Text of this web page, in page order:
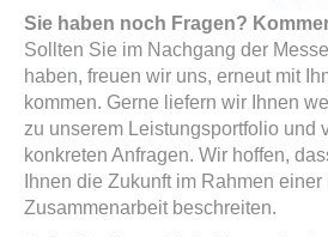
Sie haben noch Fragen?
Sollten Sie im Nachgang der
haben, freuen wir uns, erneut mit
kommen. Gerne liefern wir Ihnen
zu unserem Leistungsportfolio und
konkreten Anfragen. Wir hoffen,
Ihnen die Zukunft im Rahmen
Zusammenarbeit beschreiten.